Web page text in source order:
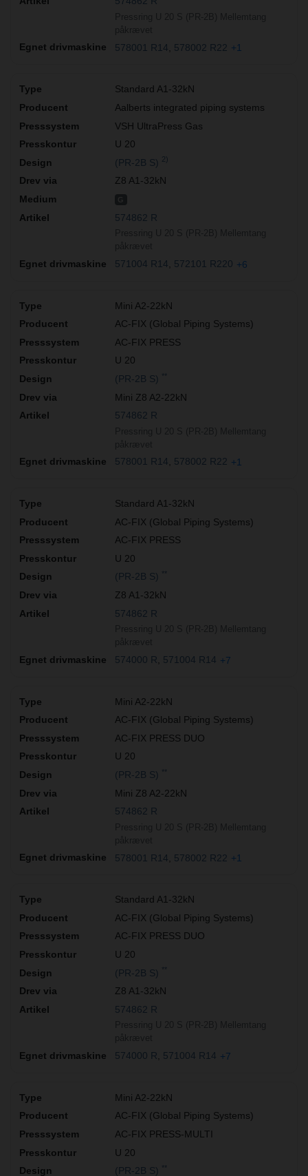
578001 R14 578002 R22 +1
Standard A1-32kN
Aalberts integrated piping systems
VSH UltraPress Gas
U 20
(PR-2B S) 2)
Z8 A1-32kN
574862 R
571004 R14 572101 R220 +6
Mini A2-22kN
AC-FIX (Global Piping Systems)
AC-FIX PRESS
U 20
(PR-2B S)
Mini Z8 A2-22kN
574862 R
578001 R14 578002 R22 +1
Standard A1-32kN
AC-FIX (Global Piping Systems)
AC-FIX PRESS
U 20
(PR-2B S)
Z8 A1-32kN
574862 R
574000 R 571004 R14 +7
Mini A2-22kN
AC-FIX (Global Piping Systems)
AC-FIX PRESS DUO
U 20
(PR-2B S)
Mini Z8 A2-22kN
574862 R
578001 R14 578002 R22 +1
Standard A1-32kN
AC-FIX (Global Piping Systems)
AC-FIX PRESS DUO
U 20
(PR-2B S)
Z8 A1-32kN
574862 R
574000 R 571004 R14 +7
Mini A2-22kN
AC-FIX (Global Piping Systems)
AC-FIX PRESS-MULTI
U 20
(PR-2B S)